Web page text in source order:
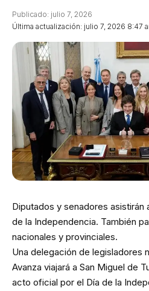
Última actualización: julio 7, 2026 8:47
Publicado: julio 7, 2026
Diputados y senadores asistirán
de la Independencia. También
nacionales y provinciales.
Una delegación de legisladores
Avanza viajará a San Miguel de
acto oficial por el Día de la